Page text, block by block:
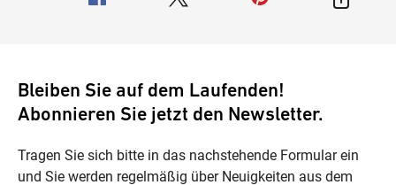
Bleiben Sie auf dem Laufenden!
Abonnieren Sie jetzt den Newsletter.
Tragen Sie sich bitte in das nachstehende Formular ein
und Sie werden regelmäßig über Neuigkeiten aus dem